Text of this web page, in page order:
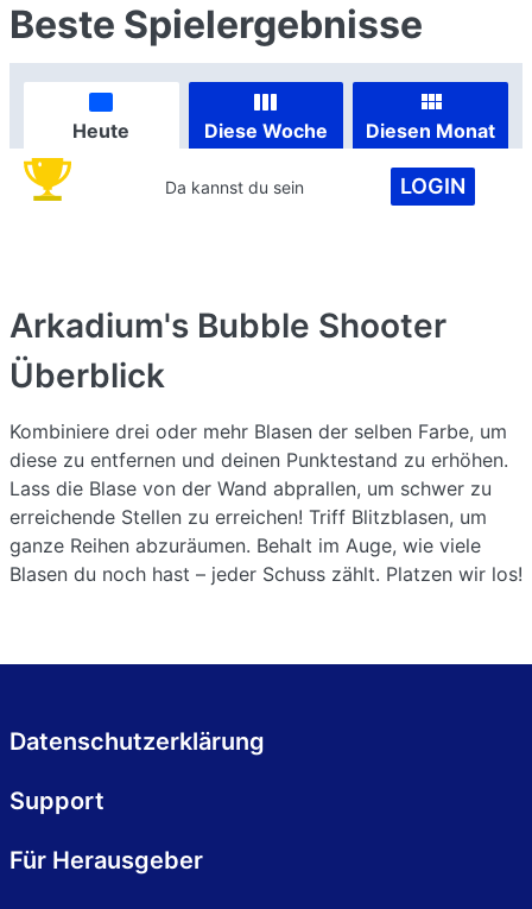
Beste Spielergebnisse
Heute Diese Woche Diesen Monat
Da kannst du sein LOGIN
Arkadium's Bubble Shooter
Überblick
Kombiniere drei oder mehr Blasen der selben Farbe, um
diese zu entfernen und deinen Punktestand zu erhöhen.
Lass die Blase von der Wand abprallen, um schwer zu
erreichende Stellen zu erreichen! Triff Blitzblasen, um
ganze Reihen abzuräumen. Behalt im Auge, wie viele
Blasen du noch hast – jeder Schuss zählt. Platzen wir los!
Datenschutzerklärung
Support
Für Herausgeber